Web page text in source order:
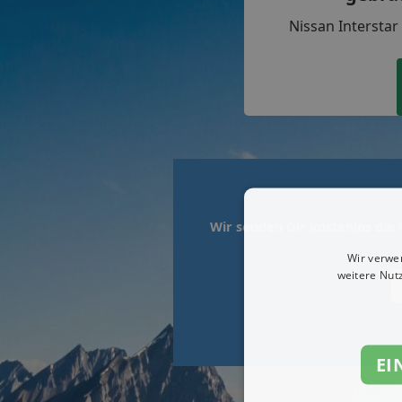
Nissan
Wir senden Dir kostenlos
Wir
weitere